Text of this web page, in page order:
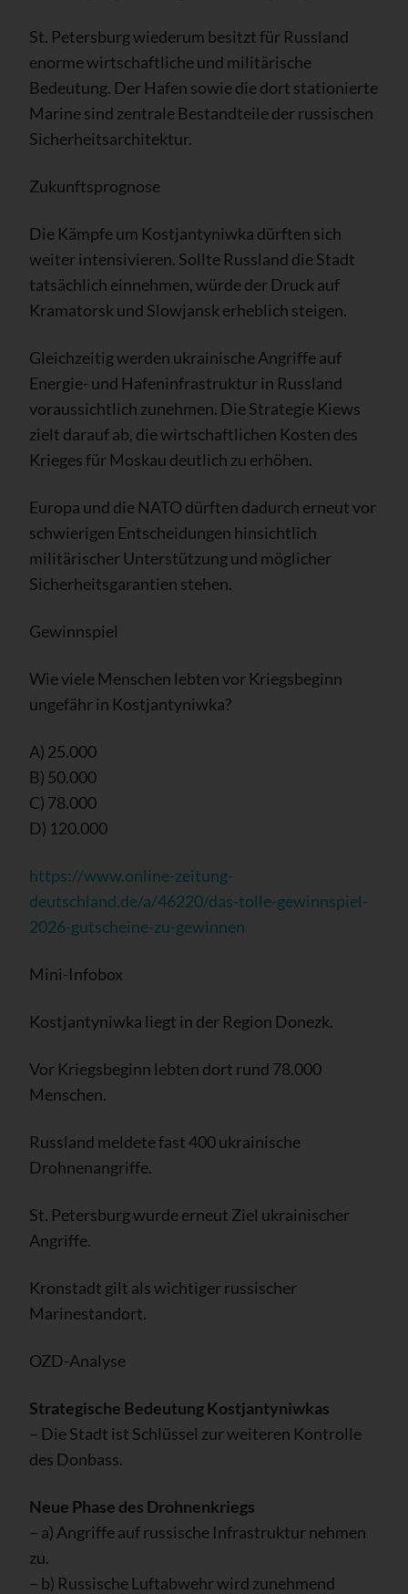
St. Petersburg wiederum besitzt für Russland
enorme wirtschaftliche und militärische
Bedeutung. Der Hafen sowie die dort stationierte
Marine sind zentrale Bestandteile der russischen
Sicherheitsarchitektur.
Zukunftsprognose
Die Kämpfe um Kostjantyniwka dürften sich
weiter intensivieren. Sollte Russland die Stadt
tatsächlich einnehmen, würde der Druck auf
Kramatorsk und Slowjansk erheblich steigen.
Gleichzeitig werden ukrainische Angriffe auf
Energie- und Hafeninfrastruktur in Russland
voraussichtlich zunehmen. Die Strategie Kiews
zielt darauf ab, die wirtschaftlichen Kosten des
Krieges für Moskau deutlich zu erhöhen.
Europa und die NATO dürften dadurch erneut vor
schwierigen Entscheidungen hinsichtlich
militärischer Unterstützung und möglicher
Sicherheitsgarantien stehen.
Gewinnspiel
Wie viele Menschen lebten vor Kriegsbeginn
ungefähr in Kostjantyniwka?
A) 25.000
B) 50.000
C) 78.000
D) 120.000
https://www.online-zeitung-
deutschland.de/a/46220/das-tolle-gewinnspiel-
2026-gutscheine-zu-gewinnen
Mini-Infobox
Kostjantyniwka liegt in der Region Donezk.
Vor Kriegsbeginn lebten dort rund 78.000
Menschen.
Russland meldete fast 400 ukrainische
Drohnenangriffe.
St. Petersburg wurde erneut Ziel ukrainischer
Angriffe.
Kronstadt gilt als wichtiger russischer
Marinestandort.
OZD-Analyse
Strategische Bedeutung Kostjantyniwkas
– Die Stadt ist Schlüssel zur weiteren Kontrolle
des Donbass.
Neue Phase des Drohnenkriegs
– a) Angriffe auf russische Infrastruktur nehmen
zu.
– b) Russische Luftabwehr wird zunehmend